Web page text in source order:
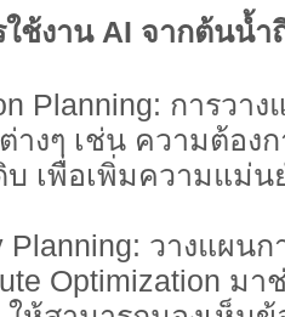
าน AI จากต้นน้ำถึ
การวาง
างๆ เช่น ความต้อง
เพื่อเพิ่มความแม่น
วางแผนก
Optimization มา